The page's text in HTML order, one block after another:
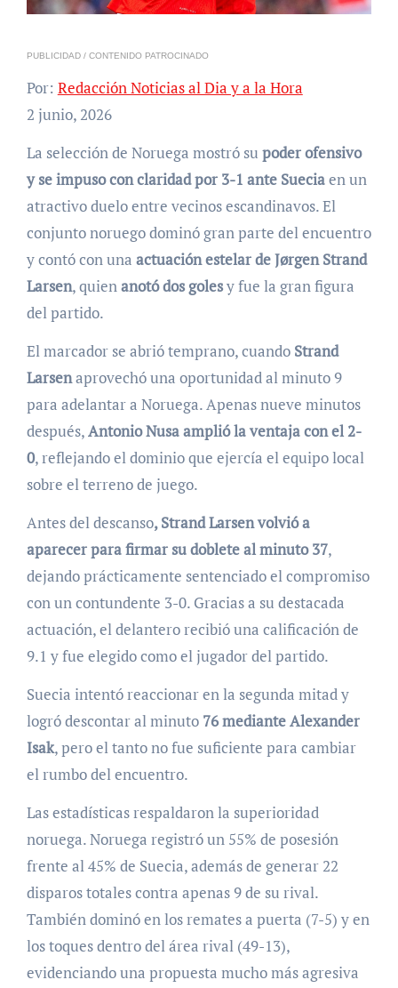
PUBLICIDAD / CONTENIDO PATROCINADO
Por: Redacción Noticias al Dia y a la Hora
2 junio, 2026
La selección de Noruega mostró su poder ofensivo
y se impuso con claridad por 3-1 ante Sueciaen un
atractivo duelo entre vecinos escandinavos. El
conjunto noruego dominó gran parte del encuentro
y contó con una actuación estelar de Jørgen Strand
Larsen, quienanotó dos golesy fue la gran figura
del partido.
El marcador se abrió temprano, cuando Strand
Larsenaprovechó una oportunidad al minuto 9
para adelantar a Noruega. Apenas nueve minutos
después,Antonio Nusa amplió la ventaja con el 2-
0, reflejando el dominio que ejercía el equipo local
sobre el terreno de juego.
Antes del descanso, Strand Larsen volvió a
aparecer para firmar su doblete al minuto 37,
dejando prácticamente sentenciado el compromiso
con un contundente 3-0. Gracias a su destacada
actuación, el delantero recibió una calificación de
9.1 y fue elegido como el jugador del partido.
Suecia intentó reaccionar en la segunda mitad y
logró descontar al minuto 76 mediante Alexander
Isak, pero el tanto no fue suficiente para cambiar
el rumbo del encuentro.
Las estadísticas respaldaron la superioridad
noruega. Noruega registró un 55% de posesión
frente al 45% de Suecia, además de generar 22
disparos totales contra apenas 9 de su rival.
También dominó en los remates a puerta (7-5) y en
los toques dentro del área rival (49-13),
evidenciando una propuesta mucho más agresiva